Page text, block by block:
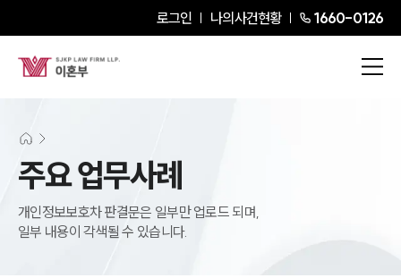
로그인 나의사건현황 1660-0126
주요 업무사례
개인정보보호차 판결문은 일부만 업로드 되며,
일부 내용이 각색될 수 있습니다.